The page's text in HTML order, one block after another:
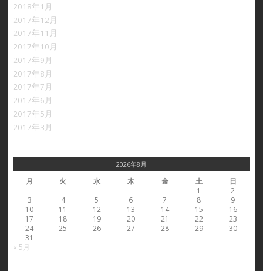
2018年1月
2017年12月
2017年11月
2017年10月
2017年9月
2017年8月
2017年7月
2017年6月
2017年5月
2017年3月
2026年8月
月 火 水 木 金 土
日
1
2
3
4 5 6 7 8
9
10
11 12 13 14 15
16
17
18 19 20 21 22
23
24
25 26 27 28 29
30
31
« 5月